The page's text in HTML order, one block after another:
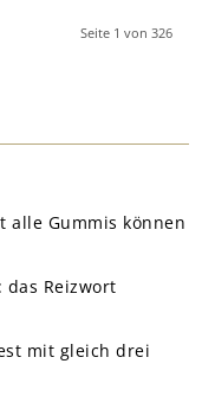
Seite 1 von 326
alle Gummis können
das Reizwort
mit gleich drei